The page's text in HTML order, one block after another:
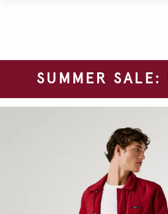
SUMMER SALE: